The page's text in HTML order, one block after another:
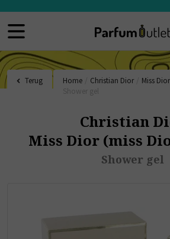
Terug Home Christian Dior Miss
Christian
Miss Dior (miss
Shower gel